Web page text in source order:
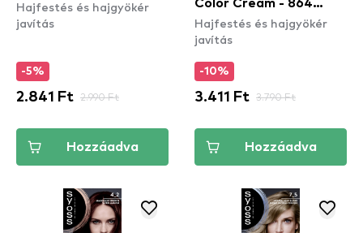
3_1 Dark Brown
Hajfestés és hajgyökér
javítás
-5%
2.841 Ft 2.990 Ft
Hozzáadva
Color Cream - 864
Fawn
Hajfestés és hajgyökér
javítás
-10%
3.411 Ft 3.790 Ft
Hozzáadva